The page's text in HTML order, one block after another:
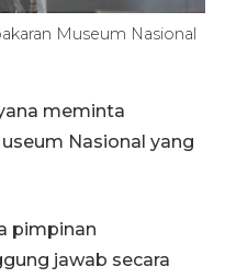
Museum Nasional
meminta
Nasional yang
pimpinan
jawab secara